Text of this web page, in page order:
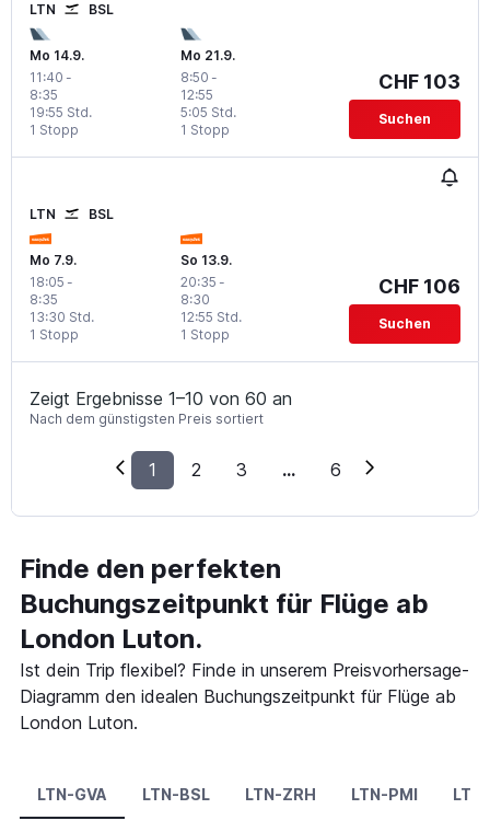
LTN BSL
Mo 14.9.
11:40 -
8:35
1 Stopp
19:55 Std.
Mo 21.9.
8:50 -
12:55
1 Stopp
5:05 Std.
CHF 103
Suchen
LTN BSL
Mo 7.9.
18:05 -
8:35
1 Stopp
13:30 Std.
So 13.9.
20:35 -
8:30
1 Stopp
12:55 Std.
CHF 106
Suchen
Zeigt Ergebnisse 1–10 von 60 an
Nach dem günstigsten Preis sortiert
1 2 3 ... 6
Finde den perfekten
Buchungszeitpunkt für Flüge ab
London Luton.
Ist dein Trip flexibel? Finde in unserem Preisvorhersage-
Diagramm den idealen Buchungszeitpunkt für Flüge ab
London Luton.
LTN-GVA LTN-BSL LTN-ZRH LTN-PMI